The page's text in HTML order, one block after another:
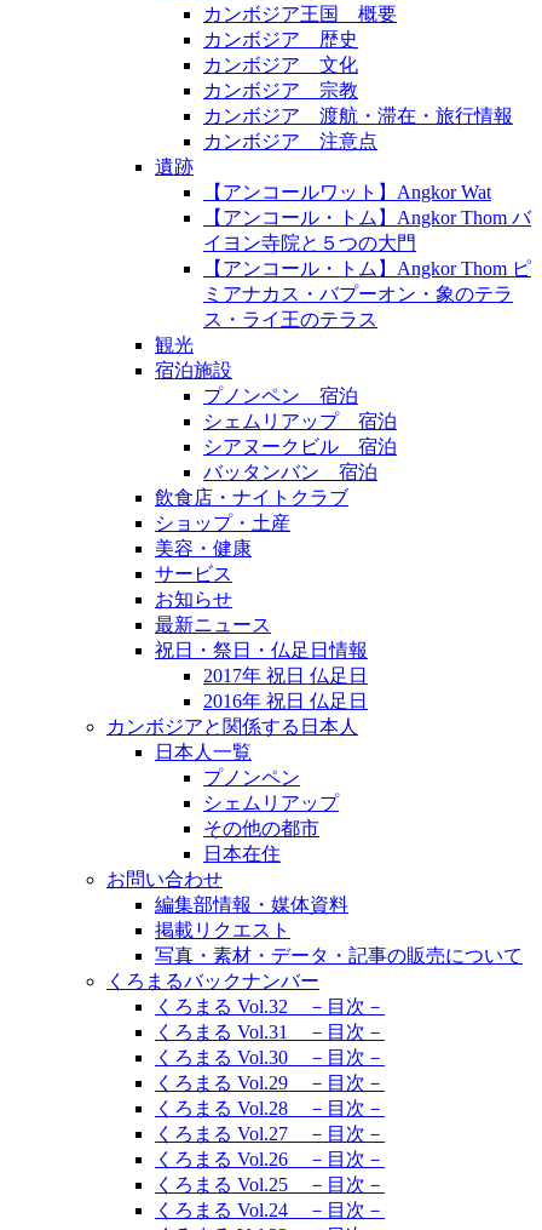
カンボジア王国 概要
カンボジア 歴史
カンボジア 文化
カンボジア 宗教
カンボジア 渡航・滞在・旅行情報
カンボジア 注意点
遺跡
【アンコールワット】Angkor Wat
【アンコール・トム】Angkor Thom バ
イヨン寺院と５つの大門
【アンコール・トム】Angkor Thom ピ
ミアナカス・バプーオン・象のテラ
ス・ライ王のテラス
観光
宿泊施設
プノンペン 宿泊
シェムリアップ 宿泊
シアヌークビル 宿泊
バッタンバン 宿泊
飲食店・ナイトクラブ
ショップ・土産
美容・健康
サービス
お知らせ
最新ニュース
祝日・祭日・仏足日情報
2017年 祝日 仏足日
2016年 祝日 仏足日
カンボジアと関係する日本人
日本人一覧
プノンペン
シェムリアップ
その他の都市
日本在住
お問い合わせ
編集部情報・媒体資料
掲載リクエスト
写真・素材・データ・記事の販売について
くろまるバックナンバー
くろまる Vol.32 －目次－
くろまる Vol.31 －目次－
くろまる Vol.30 －目次－
くろまる Vol.29 －目次－
くろまる Vol.28 －目次－
くろまる Vol.27 －目次－
くろまる Vol.26 －目次－
くろまる Vol.25 －目次－
くろまる Vol.24 －目次－